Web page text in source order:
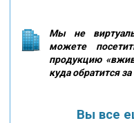
Мы не
можете
продукцию
куда обратится
Вы все